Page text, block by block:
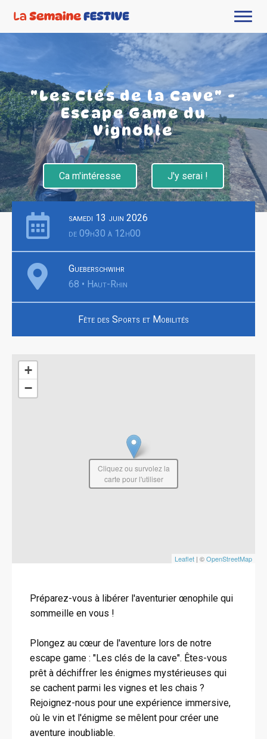
"Les Clés de la Cave" -
Escape Game du
Vignoble
Ca m'intéresse J'y serai !
samedi 13 juin 2026
de 09h30 à 12h00
Gueberschwihr
68 • Haut-Rhin
Fête des Sports et Mobilités
+
−
Leaflet | ©OpenStreetMap
Cliquez ou survolez la
carte pour l'utiliser
Préparez-vous à libérer l'aventurier œnophile qui
sommeille en vous !
Plongez au cœur de l'aventure lors de notre
escape game : "Les clés de la cave". Êtes-vous
prêt à déchiffrer les énigmes mystérieuses qui
se cachent parmi les vignes et les chais ?
Rejoignez-nous pour une expérience immersive,
où le vin et l'énigme se mêlent pour créer une
aventure inoubliable.